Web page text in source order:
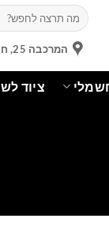
חיפוש
עבור:
המרכבה 25, חולון
ציוד